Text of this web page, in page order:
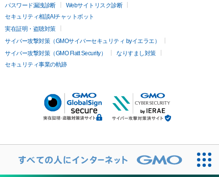
パスワード漏洩診断
Webサイトリスク診断
セキュリティ相談AIチャットボット
実在証明・盗聴対策
サイバー攻撃対策（GMOサイバーセキュリティ byイエラエ）
サイバー攻撃対策（GMO Flatt Security）
なりすまし対策
セキュリティ事業の軌跡